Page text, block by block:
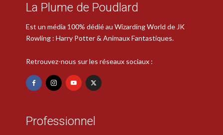
La Plume de Poudlard
Est un média 100% dédié au Wizarding World de JK
Rowling : Harry Potter & Animaux Fantastiques.
Retrouvez-nous sur les réseaux sociaux :
Professionnel